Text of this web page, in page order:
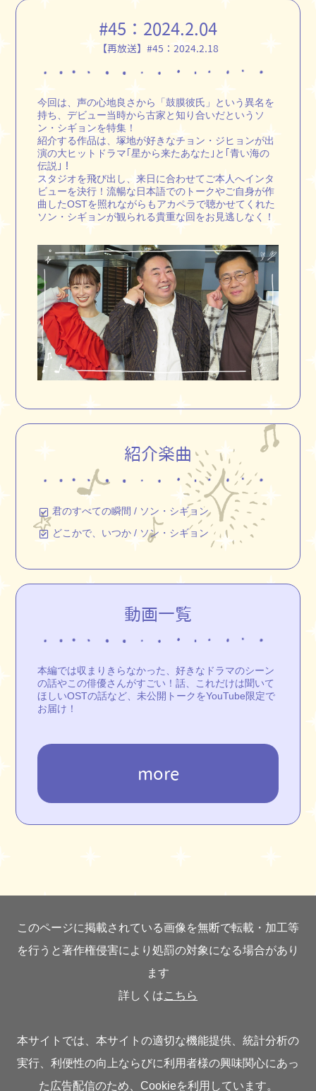
#45： 2024.2.04
【再放送】#45： 2024.2.18
今回は、声の心地良さから「鼓膜彼氏」という異名を
持ち、デビュー当時から古家と知り合いだというソ
ン・シギョンを特集！
紹介する作品は、塚地が好きなチョン・ジヒョンが出
演の大ヒットドラマ｢星から来たあなた｣と｢青い海の
伝説｣！
スタジオを飛び出し、来日に合わせてご本人へインタ
ビューを決行！流暢な日本語でのトークやご自身が作
曲したOSTを照れながらもアカペラで聴かせてくれた
ソン・シギョンが観られる貴重な回をお見逃しなく！
紹介楽曲
君のすべての瞬間 / ソン・シギョン
どこかで、いつか / ソン・シギョン
動画一覧
本編では収まりきらなかった、好きなドラマのシーン
の話やこの俳優さんがすごい！話、これだけは聞いて
ほしいOSTの話など、未公開トークをYouTube限定で
お届け！
more
このページに掲載されている画像を無断で転載・加工等
を行うと著作権侵害により処罰の対象になる場合があり
ます
詳しくはこちら
本サイトでは、本サイトの適切な機能提供、統計分析の
実行、利便性の向上ならびに利用者様の興味関心にあっ
た広告配信のため、Cookieを利用しています。